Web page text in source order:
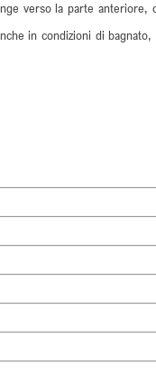
verso la parte
in condizioni di